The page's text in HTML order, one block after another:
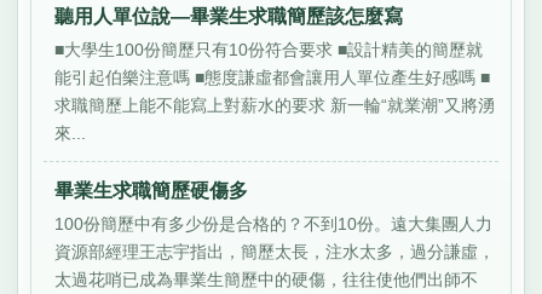
聽用人單位說—畢業生求職簡歷該怎麼寫
■大學生100份簡歷只有10份符合要求 ■設計精美的簡歷就
能引起伯樂注意嗎 ■態度謙虛都會讓用人單位產生好感嗎 ■
求職簡歷上能不能寫上對薪水的要求 新一輪“就業潮”又將湧
來...
畢業生求職簡歷硬傷多
100份簡歷中有多少份是合格的？不到10份。遠大集團人力
資源部經理王志宇指出，簡歷太長，注水太多，過分謙虛，
太過花哨已成為畢業生簡歷中的硬傷，往往使他們出師不